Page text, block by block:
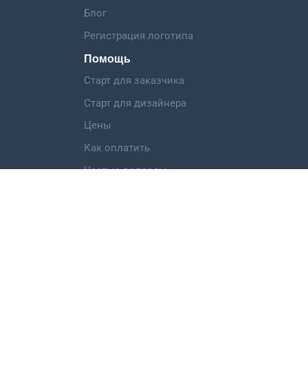
Блог
Регистрация логотипа
Помощь
Старт для заказчика
Старт для дизайнера
Цены
Как оплатить
Частые вопросы